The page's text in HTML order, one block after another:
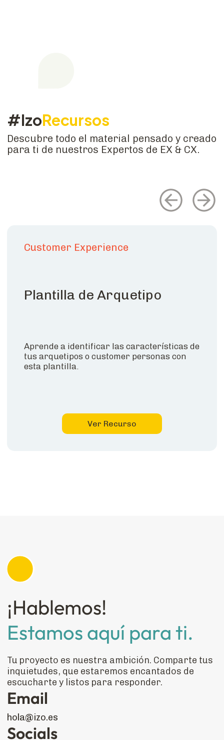
#IzoRecursos
Descubre todo el material pensado y creado
para ti de nuestros Expertos de EX & CX.
Customer Experience
Plantilla de Arquetipo
Aprende a identificar las características de
tus arquetipos o customer personas con
esta plantilla.
Ver Recurso
¡Hablemos!
Estamos aquí para ti.
Tu proyecto es nuestra ambición. Comparte tus
inquietudes, que estaremos encantados de
escucharte y listos para responder.
Email
hola@izo.es
Socials